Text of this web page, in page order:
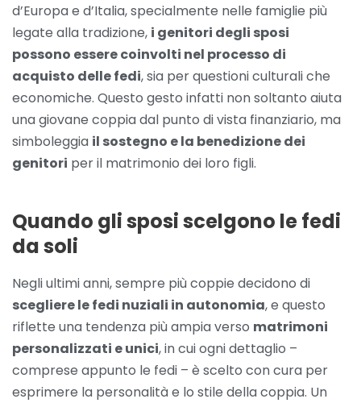
d’Europa e d’Italia, specialmente nelle famiglie più
legate alla tradizione, i genitori degli sposi
possono essere coinvolti nel processo di
acquisto delle fedi, sia per questioni culturali che
economiche. Questo gesto infatti non soltanto aiuta
una giovane coppia dal punto di vista finanziario, ma
simboleggia il sostegno e la benedizione dei
genitori per il matrimonio dei loro figli.
Quando gli sposi scelgono le fedi
da soli
Negli ultimi anni, sempre più coppie decidono di
scegliere le fedi nuziali in autonomia, e questo
riflette una tendenza più ampia verso matrimoni
personalizzati e unici, in cui ogni dettaglio –
comprese appunto le fedi – è scelto con cura per
esprimere la personalità e lo stile della coppia. Un